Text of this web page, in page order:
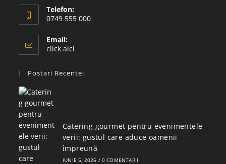
Telefon:
0749 555 000
Email:
click aici
Postari Recente:
Catering gourmet pentru evenimentele
verii: gustul care aduce oamenii
împreună
IUNIE 5, 2026 / 0 COMENTARII